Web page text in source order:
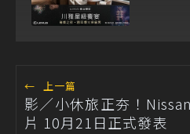
← 上一篇
影／小休旅正夯！
片 10月21日正式發表